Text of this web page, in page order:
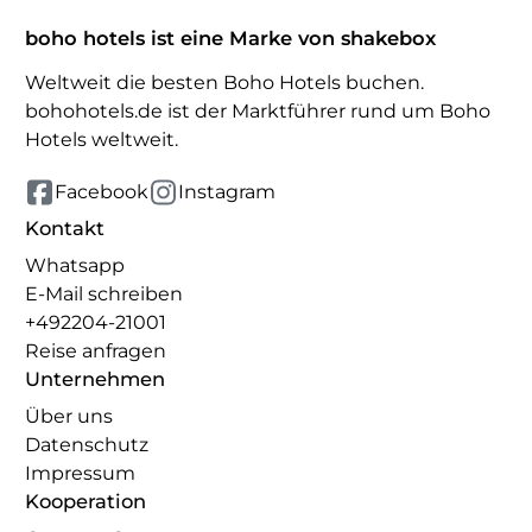
boho hotels ist eine Marke von shakebox
Weltweit die besten Boho Hotels buchen.
bohohotels.de ist der Marktführer rund um Boho
Hotels weltweit.
Facebook Instagram
Kontakt
Whatsapp
E-Mail schreiben
+492204-21001
Reise anfragen
Unternehmen
Über uns
Datenschutz
Impressum
Kooperation